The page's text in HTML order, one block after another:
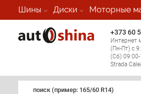
Шины Диски Моторные
+373 60
Интернет
(Пн-Пт) с
(Сб)
Strada
поиск (примеp: 165/60 R14)